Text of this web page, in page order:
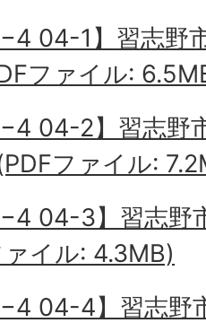
04-1】習志野
ファイル:
04-2】習志野
ファイル:
04-3】習志野
イル: 4.3MB)
04-4】習志野